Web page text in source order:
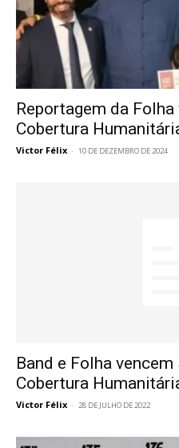
Reportagem da
Cobertura
Victor Félix - 10 DE DEZEMBRO DE 2024
Band e Folha
Cobertura
Victor Félix - 28 DE JULHO DE 2022